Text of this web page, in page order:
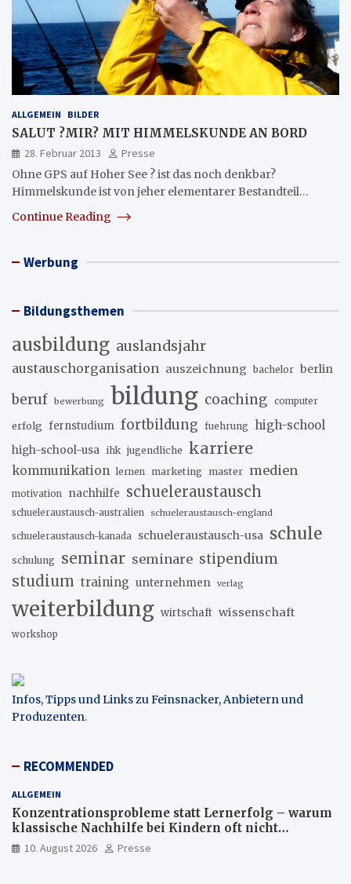
ALLGEMEIN BILDER
SALUT ?MIR? MIT HIMMELSKUNDE AN BORD
28. Februar 2013
Presse
Ohne GPS auf Hoher See ? ist das noch denkbar?
Himmelskunde ist von jeher elementarer Bestandteil…
Continue Reading
Werbung
Bildungsthemen
ausbildung auslandsjahr
austauschorganisation auszeichnung bachelor berlin
beruf bewerbung bildung coaching computer
erfolg fernstudium fortbildung fuehrung high-school
high-school-usa ihk jugendliche karriere
kommunikation lernen marketing master medien
motivation nachhilfe schueleraustausch
schueleraustausch-australien schueleraustausch-england
schueleraustausch-kanada schueleraustausch-usa schule
schulung seminar seminare stipendium
studium training unternehmen verlag
weiterbildung wirtschaft wissenschaft
workshop
Infos, Tipps und Links zu Feinsnacker, Anbietern und
Produzenten.
RECOMMENDED
ALLGEMEIN
Konzentrationsprobleme statt Lernerfolg – warum
klassische Nachhilfe bei Kindern oft nicht
ausreicht
10. August 2026 Presse